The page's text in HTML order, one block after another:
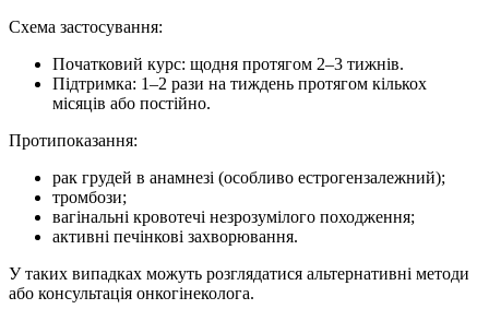
Схема застосування:
Початковий курс: щодня протягом 2–3 тижнів.
Підтримка: 1–2 рази на тиждень протягом кількох
місяців або постійно.
Протипоказання:
рак грудей в анамнезі (особливо естрогензалежний);
тромбози;
вагінальні кровотечі незрозумілого походження;
активні печінкові захворювання.
У таких випадках можуть розглядатися альтернативні методи
або консультація онкогінеколога.